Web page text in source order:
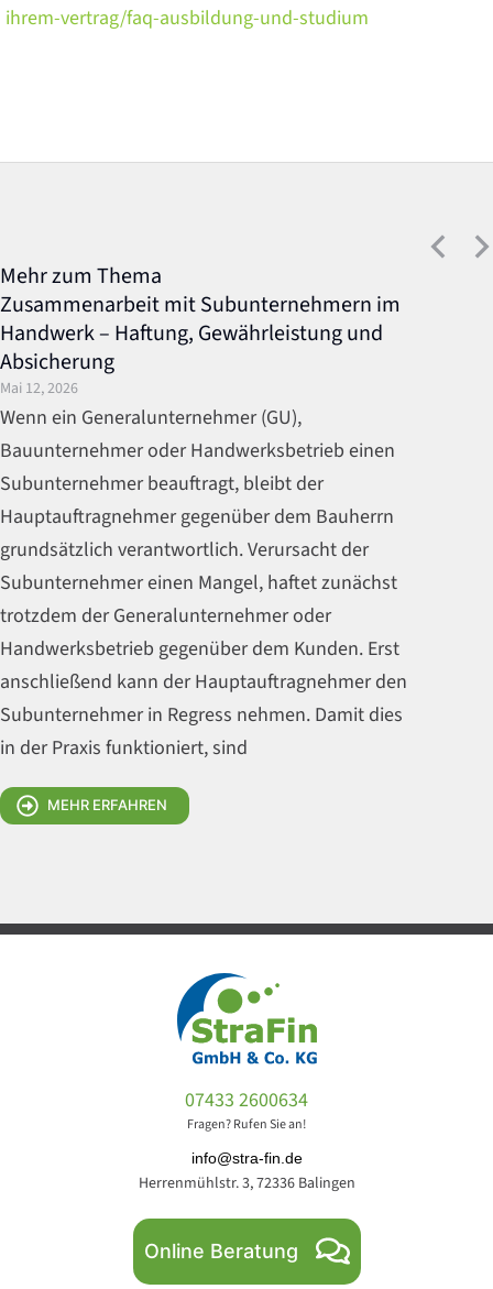
ihrem-vertrag/faq-ausbildung-und-studium
Mehr zum Thema
Zusammenarbeit mit Subunternehmern im
Handwerk – Haftung, Gewährleistung und
Absicherung
Mai 12, 2026
Wenn ein Generalunternehmer (GU),
Bauunternehmer oder Handwerksbetrieb einen
Subunternehmer beauftragt, bleibt der
Hauptauftragnehmer gegenüber dem Bauherrn
grundsätzlich verantwortlich. Verursacht der
Subunternehmer einen Mangel, haftet zunächst
trotzdem der Generalunternehmer oder
Handwerksbetrieb gegenüber dem Kunden. Erst
anschließend kann der Hauptauftragnehmer den
Subunternehmer in Regress nehmen. Damit dies
in der Praxis funktioniert, sind
MEHR ERFAHREN
07433 2600634
Fragen? Rufen Sie an!
info@stra-fin.de
Herrenmühlstr. 3, 72336 Balingen
Online Beratung